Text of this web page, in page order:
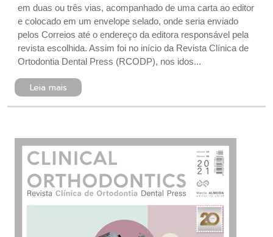
em duas ou três vias, acompanhado de uma carta ao editor
e colocado em um envelope selado, onde seria enviado
pelos Correios até o endereço da editora responsável pela
revista escolhida. Assim foi no início da Revista Clínica de
Ortodontia Dental Press (RCODP), nos idos...
Leia mais